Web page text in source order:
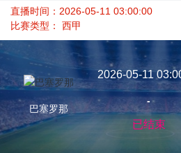
直播时间：2026-05-11 03:00:00
比赛类型： 西甲
巴塞罗那
2026-05-11
-
已结束